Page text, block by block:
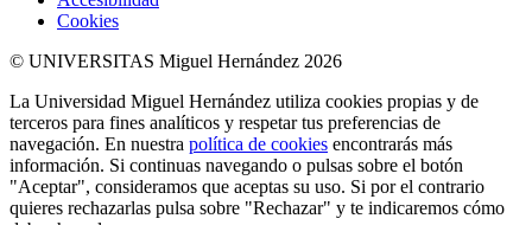
Cookies
© UNIVERSITAS Miguel Hernández 2026
La Universidad Miguel Hernández utiliza cookies propias y de
terceros para fines analíticos y respetar tus preferencias de
navegación. En nuestra política de cookies encontrarás más
información. Si continuas navegando o pulsas sobre el botón
"Aceptar", consideramos que aceptas su uso. Si por el contrario
quieres rechazarlas pulsa sobre "Rechazar" y te indicaremos cómo